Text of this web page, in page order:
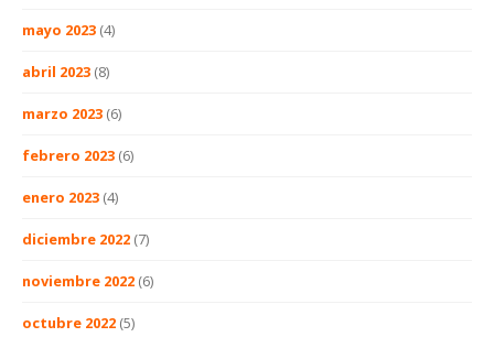
mayo 2023 (4)
abril 2023 (8)
marzo 2023 (6)
febrero 2023 (6)
enero 2023 (4)
diciembre 2022 (7)
noviembre 2022 (6)
octubre 2022 (5)